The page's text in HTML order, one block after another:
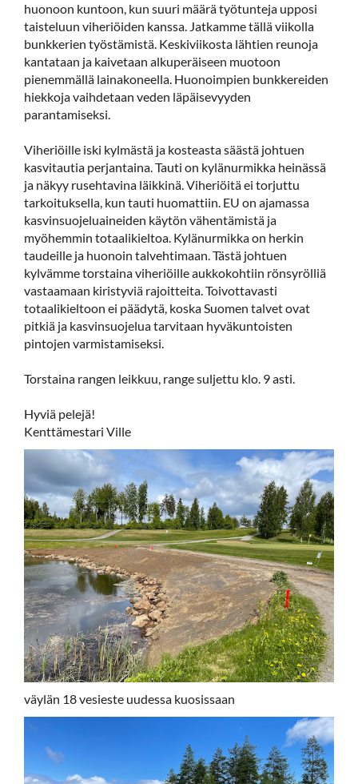
huonoon kuntoon, kun suuri määrä työtunteja upposi
taisteluun viheriöiden kanssa. Jatkamme tällä viikolla
bunkkerien työstämistä. Keskiviikosta lähtien reunoja
kantataan ja kaivetaan alkuperäiseen muotoon
pienemmällä lainakoneella. Huonoimpien bunkkereiden
hiekkoja vaihdetaan veden läpäisevyyden
parantamiseksi.
Viheriöille iski kylmästä ja kosteasta säästä johtuen
kasvitautia perjantaina. Tauti on kylänurmikka heinässä
ja näkyy rusehtavina läikkinä. Viheriöitä ei torjuttu
tarkoituksella, kun tauti huomattiin. EU on ajamassa
kasvinsuojeluaineiden käytön vähentämistä ja
myöhemmin totaalikieltoa. Kylänurmikka on herkin
taudeille ja huonoin talvehtimaan. Tästä johtuen
kylvämme torstaina viheriöille aukkokohtiin rönsyrölliä
vastaamaan kiristyviä rajoitteita. Toivottavasti
totaalikieltoon ei päädytä, koska Suomen talvet ovat
pitkiä ja kasvinsuojelua tarvitaan hyväkuntoisten
pintojen varmistamiseksi.
Torstaina rangen leikkuu, range suljettu klo. 9 asti.
Hyviä pelejä!
Kenttämestari Ville
väylän 18 vesieste uudessa kuosissaan